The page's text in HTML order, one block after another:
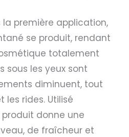
la première application,
se produit, rendant
totalement
sous les yeux sont
diminuent, tout
les rides. Utilisé
donne une
de fraîcheur et